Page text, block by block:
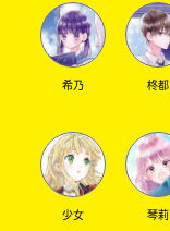
希乃 柊都
少女 琴莉